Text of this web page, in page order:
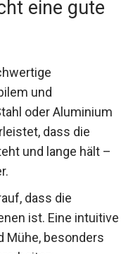
eine gute
und
oder Aluminium
dass die
und lange hält –
dass die
ist. Eine intuitive
Mühe, besonders